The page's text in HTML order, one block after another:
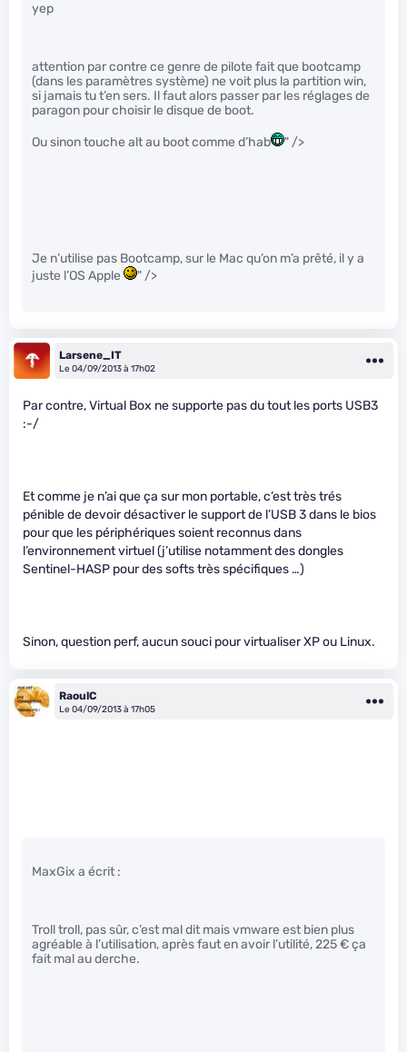
yep
attention par contre ce genre de pilote fait que bootcamp
(dans les paramètres système) ne voit plus la partition win,
si jamais tu t’en sers. Il faut alors passer par les réglages de
paragon pour choisir le disque de boot.
Ou sinon touche alt au boot comme d’hab " />
Je n’utilise pas Bootcamp, sur le Mac qu’on m’a prêté, il y a
juste l’OS Apple
" />
Larsene_IT
Le 04/09/2013 à 17h02
Par contre, Virtual Box ne supporte pas du tout les ports USB3
:-/
Et comme je n’ai que ça sur mon portable, c’est très trés
pénible de devoir désactiver le support de l’USB 3 dans le bios
pour que les périphériques soient reconnus dans
l’environnement virtuel (j’utilise notamment des dongles
Sentinel-HASP pour des softs très spécifiques …)
Sinon, question perf, aucun souci pour virtualiser XP ou Linux.
RaoulC
Le 04/09/2013 à 17h05
MaxGix a écrit :
Troll troll, pas sûr, c’est mal dit mais vmware est bien plus
agréable à l’utilisation, après faut en avoir l’utilité, 225 € ça
fait mal au derche.